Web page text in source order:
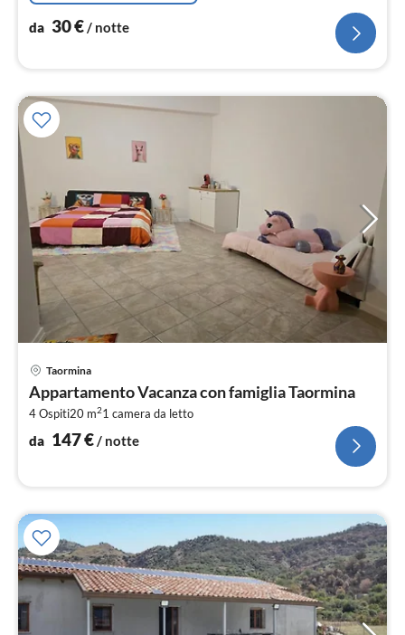
da 30€/ notte
Taormina
Appartamento Vacanza con famiglia Taormina
4 Ospiti20 m21 camera da letto
da 147€ / notte